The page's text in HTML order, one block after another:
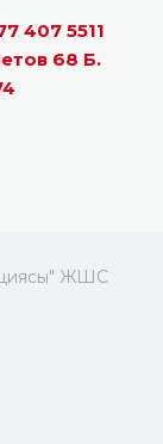
407 5511
68 Б.
ЖШС